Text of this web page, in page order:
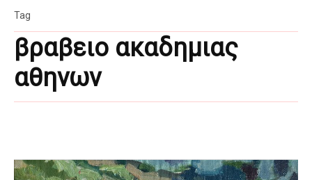
βραβειο ακαδημιας
αθηνων
Tag